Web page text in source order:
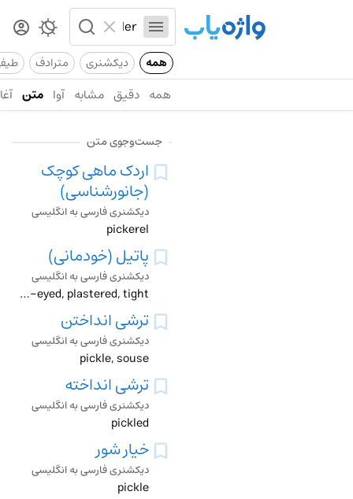
همه دیکشنری مترادف
همه دقیق مشابه آوا متن
جست‌وجوی متن
اردک ماهی کوچک
(جانورشناسی)
دیکشنری فارسی به انگلیسی
pickerel
پاتیل (خودمانی)
دیکشنری فارسی به انگلیسی
pickled, pie-eyed, plastered, tight
ترشی انداختن
دیکشنری فارسی به انگلیسی
pickle, souse
ترشی انداخته
دیکشنری فارسی به انگلیسی
pickled
خیار شور
دیکشنری فارسی به انگلیسی
pickle